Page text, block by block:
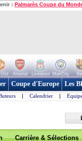
: Palmarès Coupe du
Utd Arsenal Liverpool ManCity
Coupe d'Europe Les
| Calendrier |
Carrière & Sélections